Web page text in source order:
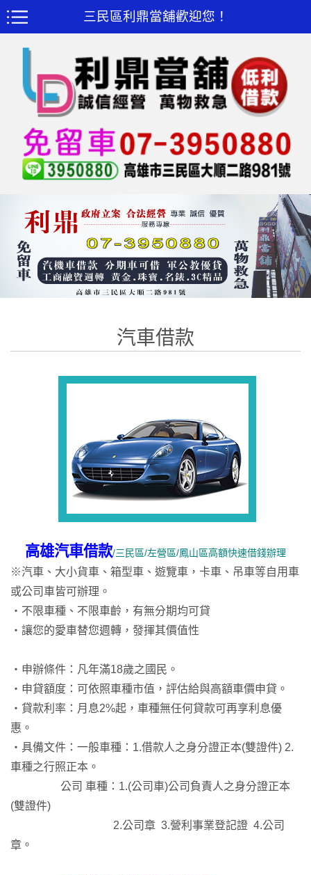
三民區利鼎當舖歡迎您！
汽車借款
高雄汽車借款/三民區/左營區/鳳山區高額快速借錢辦理
※汽車、大小貨車、箱型車、遊覽車，卡車、吊車等自用車
或公司車皆可辦理。
‧不限車種、不限車齡，有無分期均可貸
‧讓您的愛車替您週轉，發揮其價值性
‧申辦條件：凡年滿18歲之國民。
‧申貸額度：可依照車種市值，評估給與高額車價申貸。
‧貸款利率：月息2%起，車種無任何貸款可再享利息優
惠。
‧具備文件：一般車種：1.借款人之身分證正本(雙證件) 2.
車種之行照正本。
公司 車種：1.(公司車)公司負責人之身分證正本
(雙證件)
2.公司章 3.營利事業登記證 4.公司
章。